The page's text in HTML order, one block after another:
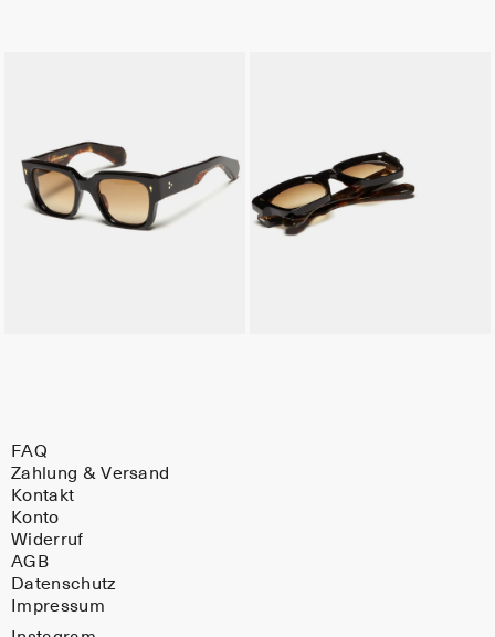
FAQ
Zahlung & Versand
Kontakt
Konto
Widerruf
AGB
Datenschutz
Impressum